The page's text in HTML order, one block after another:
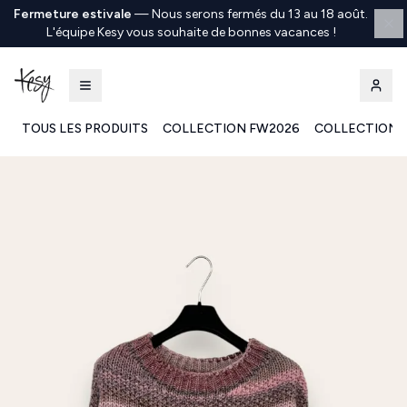
Fermeture estivale —Nous serons fermés du 13 au 18 août.
L'équipe Kesy vous souhaite de bonnes vacances !
TOUS LES PRODUITS COLLECTION FW2026 COLLECTION